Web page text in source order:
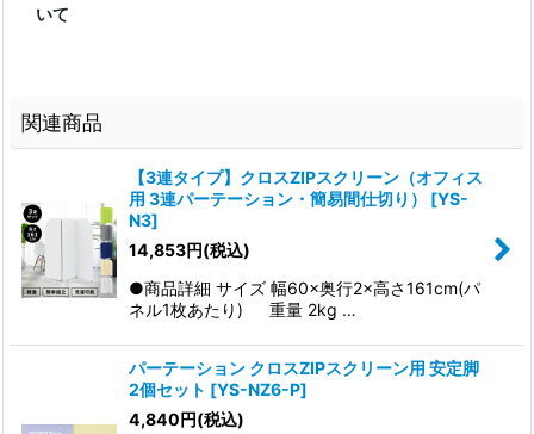
いて
関連商品
【3連タイプ】クロスZIPスクリーン（オフィス
用 3連パーテーション・簡易間仕切り）
[YS-
N3]
14,853円(税込)
●商品詳細 サイズ 幅60×奥行2×高さ161cm(パ
ネル1枚あたり) 重量 2kg …
パーテーション クロスZIPスクリーン用 安定脚
2個セット [YS-NZ6-P]
4,840円(税込)